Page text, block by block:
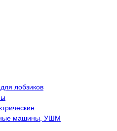
лобзиков
машины, УШМ